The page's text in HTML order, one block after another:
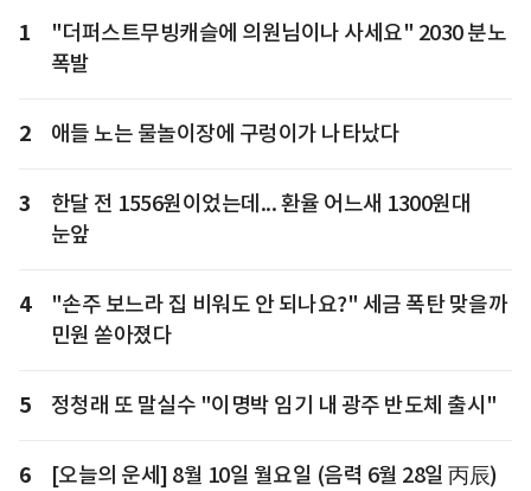
1
"더퍼스트무빙캐슬에 의원님이나 사세요" 2030 분노
폭발
2 애들 노는 물놀이장에 구렁이가 나타났다
3
한달 전 1556원이었는데... 환율 어느새 1300원대
눈앞
4
"손주 보느라 집 비워도 안 되나요?" 세금 폭탄 맞을까
민원 쏟아졌다
5 정청래 또 말실수 "이명박 임기 내 광주 반도체 출시"
6 [오늘의 운세] 8월 10일 월요일 (음력 6월 28일 丙辰)